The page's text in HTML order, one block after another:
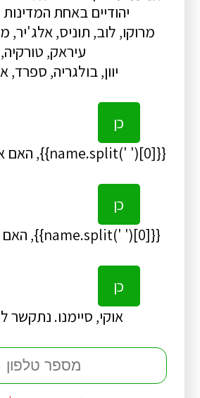
יהודיים באחת
מרוקו, לוב, תוניס, אלג'יר,
עיראק, טורקיה,
יוון, בולגריה, ספרד,
כן
{{name.split(' ')[0]}}, האם את/ה נשוי/אה?
כן
{{name.split(' ')[0]}}, האם יש לך ילדים?
כן
אוקי, סיימנו. נתקשר